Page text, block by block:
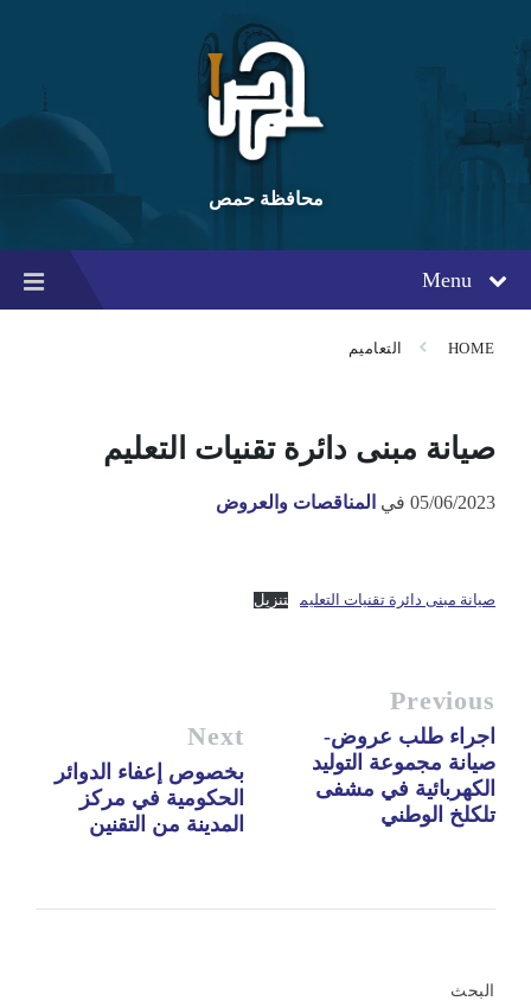
content
main
navigation
footer
محافظة حمص
Menu
HOME التعاميم
صيانة مبنى دائرة تقنيات التعليم
05/06/2023 في المناقصات والعروض
صيانة مبنى دائرة تقنيات التعليم تنزيل
Previous
اجراء طلب عروض-
صيانة مجموعة التوليد
الكهربائية في مشفى
تلكلخ الوطني
Next
بخصوص إعفاء الدوائر
الحكومية في مركز
المدينة من التقنين
البحث